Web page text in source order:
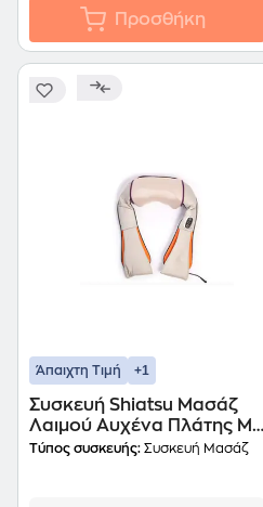
Προσθήκη
Άπαιχτη Τιμή +1
Συσκευή Shiatsu Μασάζ
Λαιμού Αυχένα Πλάτης Με
Υπέρυθρη Ακτινοβολία -
Τύπος συσκευής: Συσκευή Μασάζ